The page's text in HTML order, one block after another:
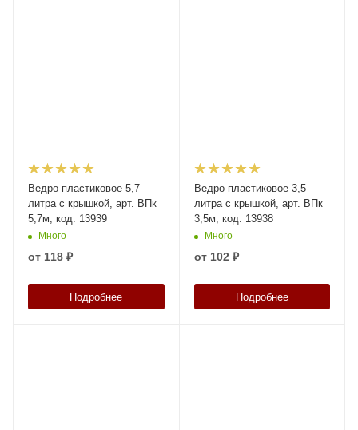
Ведро пластиковое 5,7
литра с крышкой, арт. ВПк
5,7м, код: 13939
Много
от 118 ₽
Подробнее
Ведро пластиковое 3,5
литра с крышкой, арт. ВПк
3,5м, код: 13938
Много
от 102 ₽
Подробнее